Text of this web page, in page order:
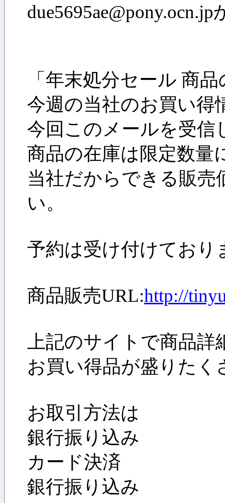
「年末処分セール 商
今週の当社のお買い得
今回このメールを受信
商品の在庫は限定数量
当社だからできる販
い。
予約は受け付けており
商品販売URL:http://
上記のサイトで商品
お買い得品が盛りたく
お取引方法は
銀行振り込み
カード決済
銀行振り込み